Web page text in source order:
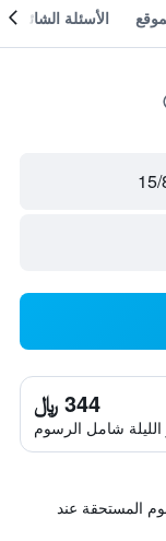
الأسئلة الشائعة
344 ﷼
شامل الرسوم
المستحقة عند